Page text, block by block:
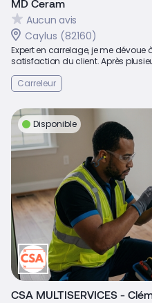
MD Ceram
Aucun avis
Caylus (82160)
Expert en carrelage, je me
satisfaction du client. Après
Carreleur
Disponible
CSA MULTISERVICES -